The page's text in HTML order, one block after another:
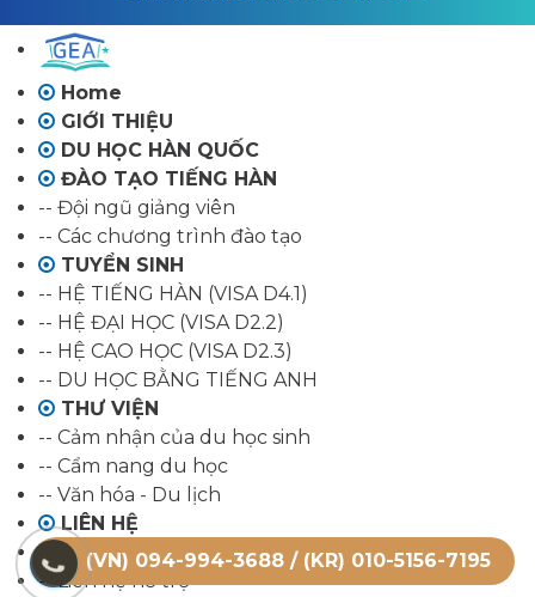
(VN) 094-994-3688 / (KR) 010-5156-7195
Home
GIỚI THIỆU
DU HỌC HÀN QUỐC
ĐÀO TẠO TIẾNG HÀN
-- Đội ngũ giảng viên
-- Các chương trình đào tạo
TUYỂN SINH
-- HỆ TIẾNG HÀN (VISA D4.1)
-- HỆ ĐẠI HỌC (VISA D2.2)
-- HỆ CAO HỌC (VISA D2.3)
-- DU HỌC BẰNG TIẾNG ANH
THƯ VIỆN
-- Cảm nhận của du học sinh
-- Cẩm nang du học
-- Văn hóa - Du lịch
LIÊN HỆ
-- Liên hệ tư vấn
-- Liên hệ hỗ trợ